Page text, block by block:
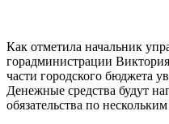
Как отметила начальник
горадминистрации
части городского бюджета
Денежные средства будут
обязательства по